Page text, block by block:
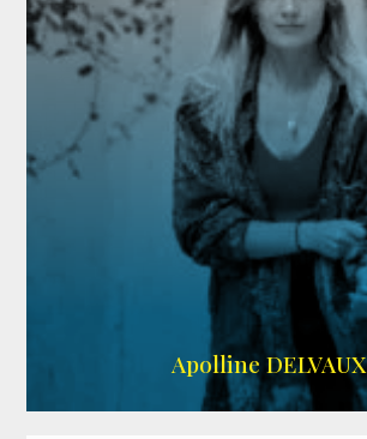
Apolline DELVAUX